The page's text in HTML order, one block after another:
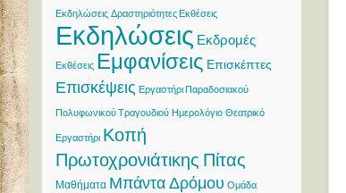
Εκδηλώσεις Δραστηριότητες Εκθέσεις
Εκδηλώσεις Εκδρομές
Εκθέσεις Εμφανίσεις Επισκέπτες
Επισκέψεις Εργαστήρι Παραδοσιακού
Πολυφωνικού Τραγουδιού Ημερολόγιο Θεατρικό
Εργαστήρι Κοπή
Πρωτοχρονιάτικης Πίτας
Μαθήματα Μπάντα Δρόμου Ομάδα